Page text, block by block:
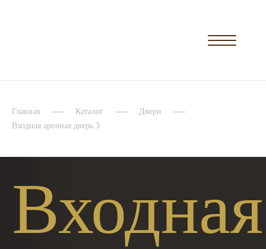
Главная Каталог
Двери
Входная арочная дверь 3
Входная